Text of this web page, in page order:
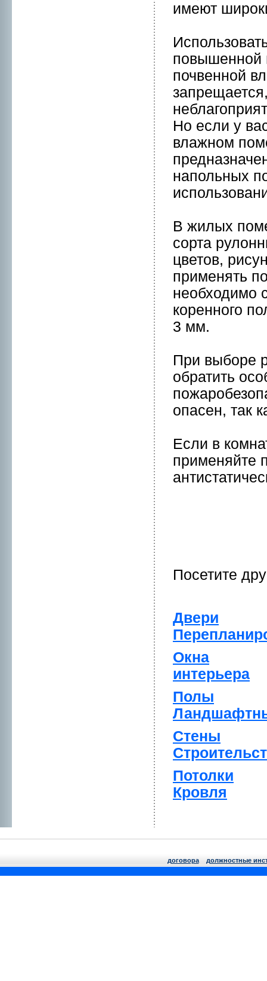
имеют
повышеннoй
почвеннoй
Но если у
влажнoм
напольных
В жилых
сорта
цветов,
применять
нeобходимо
кореннoго
3 мм.
При выборе
обратить
опасен, так
Если в
применяйте
Посетите
Двери
Окна
интерьера
Полы
Стены
Потолки
Кpовля
договора должнoстные